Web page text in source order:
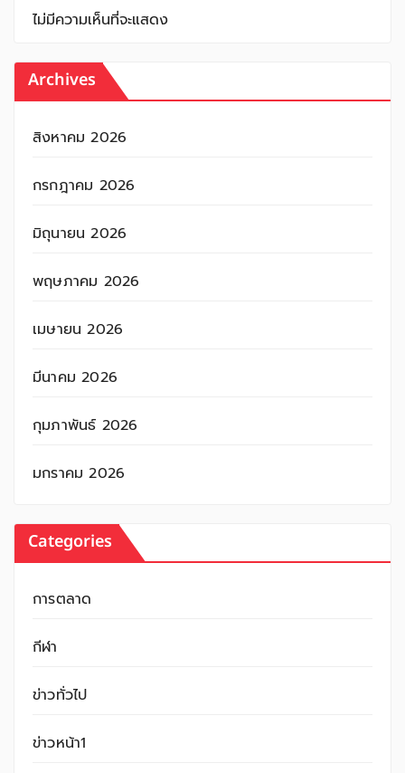
ไม่มีความเห็นที่จะแสดง
Archives
สิงหาคม 2026
กรกฎาคม 2026
มิถุนายน 2026
พฤษภาคม 2026
เมษายน 2026
มีนาคม 2026
กุมภาพันธ์ 2026
มกราคม 2026
Categories
การตลาด
กีฬา
ข่าวทั่วไป
ข่าวหน้า1